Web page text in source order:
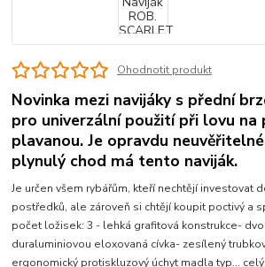
Ohodnotit produkt
Novinka mezi navijáky s přední
pro univerzální použití při lovu na
plavanou. Je opravdu
plynulý chod má tento naviják.
Je určen všem rybářům, kteří nechtějí investovat
postředků, ale zároveň si chtějí koupit poctivý a
počet ložisek: 3 - lehká grafitová konstrukce-
duraluminiovou eloxovaná cívka- zesílený
ergonomický protiskluzový úchyt madla typ...